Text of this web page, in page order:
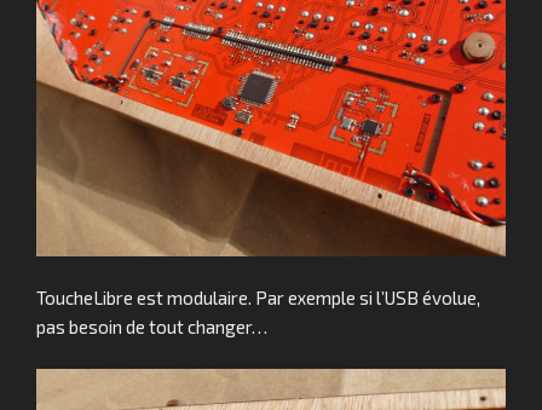
ToucheLibre est modulaire. Par exemple si l’USB évolue,
pas besoin de tout changer…